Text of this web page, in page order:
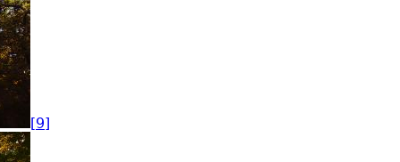
[9]